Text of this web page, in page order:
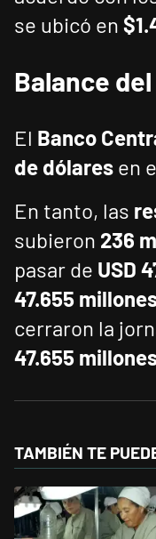
se ubicó en
Balance
El Banco
de dólares en
En tanto, las
subieron 236
pasar de USD
47.655
cerraron la
47.655
TAMBIÉN TE